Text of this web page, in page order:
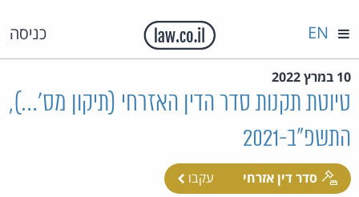
כניסה EN
10 במרץ 2022
טיוטת תקנות סדר הדין האזרחי (תיקון מס'...),
התשפ"ב-2021
סדר דין אזרחי עקבו